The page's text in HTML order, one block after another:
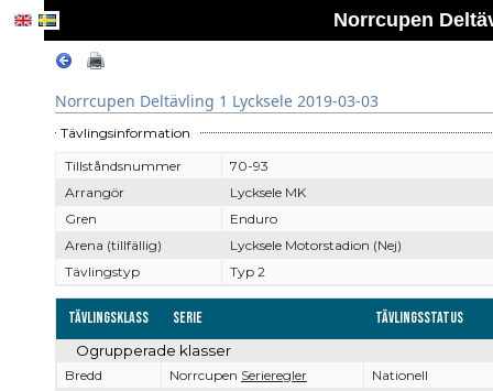
Norrcupen
Norrcupen Deltävling 1 Lycksele 2019-03-03
Tävlingsinformation
Tillståndsnummer
70-93
Arrangör
Lycksele MK
Gren
Enduro
Arena (tillfällig)
Lycksele Motorstadion (Nej)
Tävlingstyp
Typ 2
Tävlingsklass Serie Tävlingsstatus
Ogrupperade klasser
Bredd Norrcupen Serieregler
Nationell